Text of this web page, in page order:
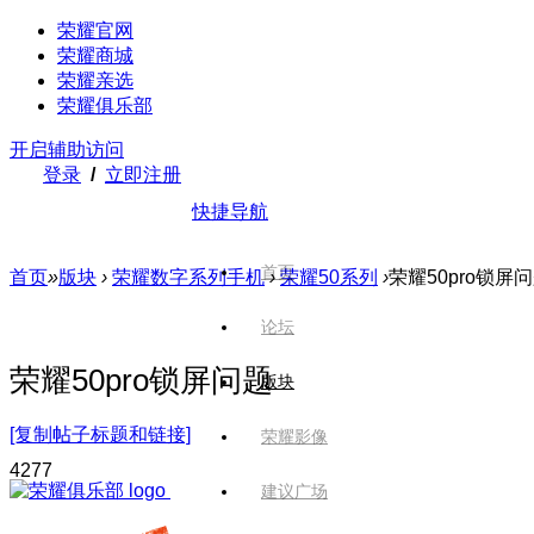
荣耀官网
荣耀商城
荣耀亲选
荣耀俱乐部
开启辅助访问
登录 / 立即注册
快捷导航
首页
论坛
版块
荣耀影像
建议广场
首页»版块 › 荣耀数字系列手机 › 荣耀50系列 ›荣耀50pro锁屏
荣耀50pro锁屏问题
[复制帖子标题和链接]
4277